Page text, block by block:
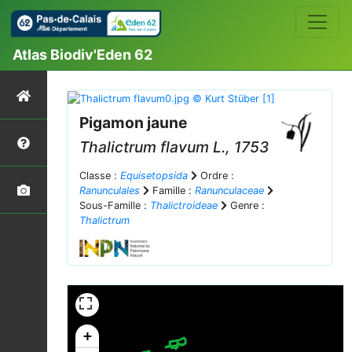
Atlas Biodiv'Eden 62
Pigamon jaune
Thalictrum flavum L., 1753
Classe : Equisetopsida
Ordre :
Ranunculales
Famille : Ranunculaceae
Sous-Famille : Thalictroideae
Genre :
Thalictrum
+